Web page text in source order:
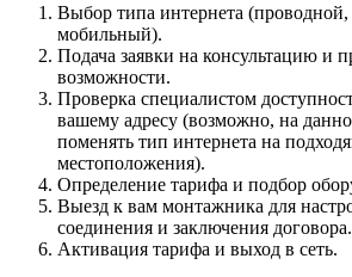
Выбор типа интернета
мобильный).
Подача заявки на консультацию и
возможности.
Проверка специалистом
вашему адресу (возможно, на
поменять тип интернета на
местоположения).
Определение тарифа и подбор
Выезд к вам монтажника для
соединения и заключения договора.
Активация тарифа и выход в сеть.